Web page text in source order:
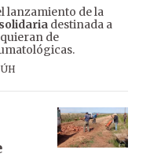
lanzamiento de la
destinada a
de